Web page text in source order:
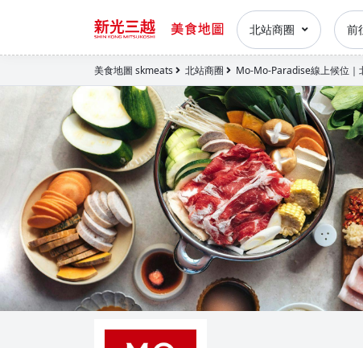
北站商圈 前
美食地圖 skmeats 北站商圈 Mo-Mo-Paradise線上候位｜